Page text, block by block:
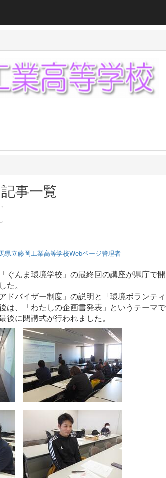
事一覧
県立藤岡工業高等学校Webページ管理者
ぐんま環境学校」の最終回の講座が県庁で開
た。
ドバイザー制度」の説明と「環境ボランティ
は、「わたしの企画書発表」というテーマで
後に閉講式が行われました。